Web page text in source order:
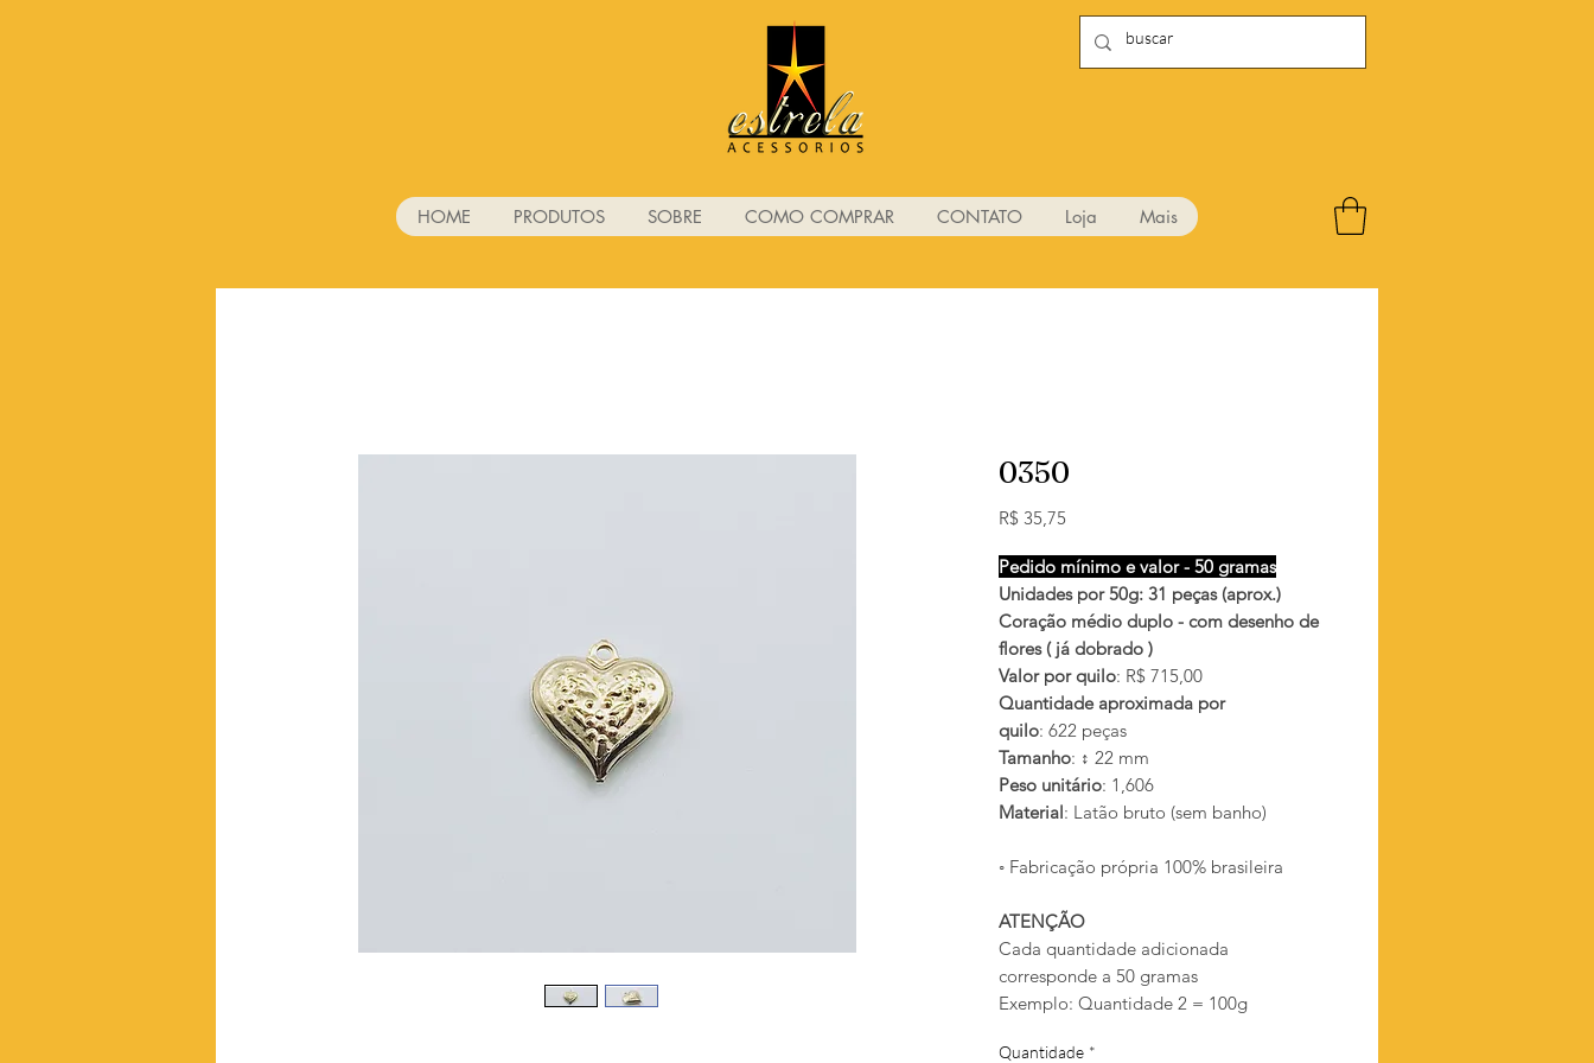
HOME PRODUTOS SOBRE COMO COMPRAR CONTATO Loja Mais
0350
R$ 35,75Preço
Pedido mínimo e valor - 50 gramas
Unidades por 50g: 31 peças (aprox.)
Coração médio duplo - com desenho de
flores ( já dobrado )
Valor por quilo: R$ 715,00
Quantidade aproximada por
quilo: 622 peças
Tamanho: ↕ 22 mm
Peso unitário: 1,606
Material: Latão bruto (sem banho)
◦ Fabricação própria 100% brasileira
ATENÇÃO
Cada quantidade adicionada
corresponde a 50 gramas
Exemplo: Quantidade 2 = 100g
Quantidade *